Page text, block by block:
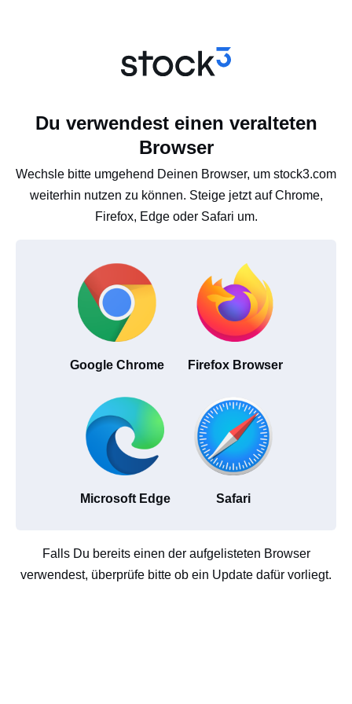
Du verwendest einen veralteten
Browser
Wechsle bitte umgehend Deinen Browser, um stock3.com
weiterhin nutzen zu können. Steige jetzt auf Chrome,
Firefox, Edge oder Safari um.
Google Chrome Firefox Browser
Microsoft Edge Safari
Falls Du bereits einen der aufgelisteten Browser
verwendest, überprüfe bitte ob ein Update dafür vorliegt.